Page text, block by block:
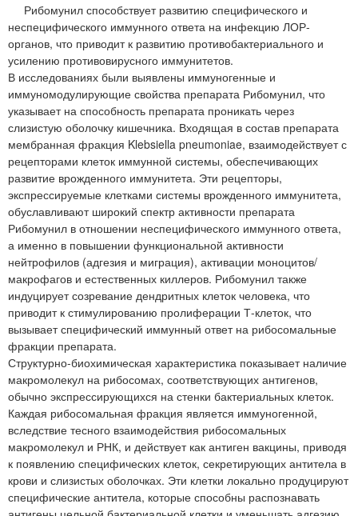
Рибомунил способствует развитию специфического и
неспецифического иммунного ответа на инфекцию ЛОР-
органов, что приводит к развитию противобактериального и
усилению противовирусного иммунитетов.
В исследованиях были выявлены иммуногенные и
иммуномодулирующие свойства препарата Рибомунил, что
указывает на способность препарата проникать через
слизистую оболочку кишечника. Входящая в состав препарата
мембранная фракция Klebsiella pneumoniae, взаимодействует с
рецепторами клеток иммунной системы, обеспечивающих
развитие врожденного иммунитета. Эти рецепторы,
экспрессируемые клетками системы врожденного иммунитета,
обуславливают широкий спектр активности препарата
Рибомунил в отношении неспецифического иммунного ответа,
а именно в повышении функциональной активности
нейтрофилов (адгезия и миграция), активации моноцитов/
макрофагов и естественных киллеров. Рибомунил также
индуцирует созревание дендритных клеток человека, что
приводит к стимулированию пролиферации Т-клеток, что
вызывает специфический иммунный ответ на рибосомальные
фракции препарата.
Структурно-биохимическая характеристика показывает наличие
макромолекул на рибосомах, соответствующих антигенов,
обычно экспрессирующихся на стенки бактериальных клеток.
Каждая рибосомальная фракция является иммуногенной,
вследствие тесного взаимодействия рибосомальных
макромолекул и РНК, и действует как антиген вакцины, приводя
к появлению специфических клеток, секретирующих антитела в
крови и слизистых оболочках. Эти клетки локально продуцируют
специфические антитела, которые способны распознавать